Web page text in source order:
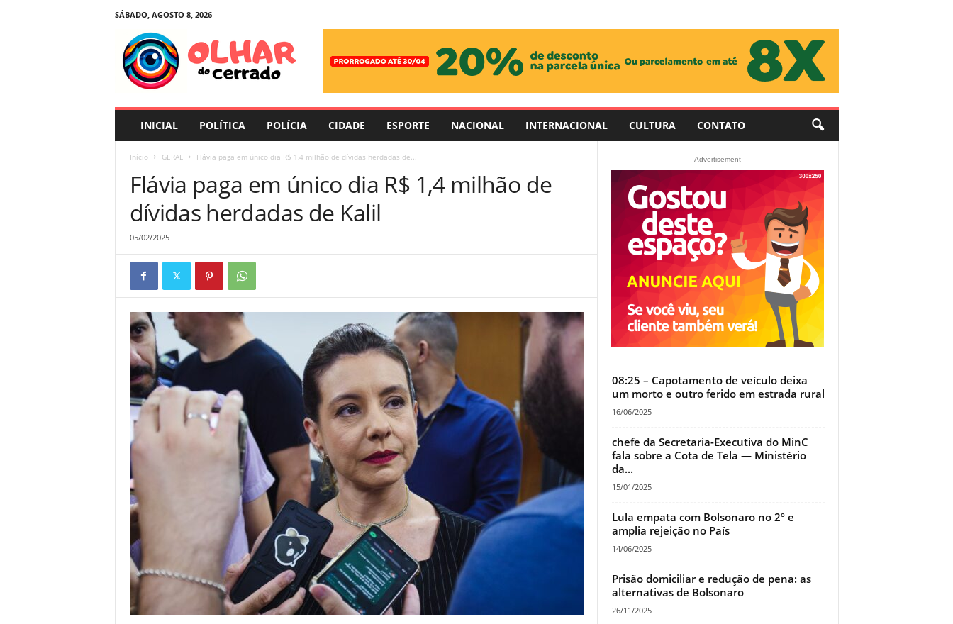
SÁBADO, AGOSTO 8, 2026
INICIAL POLÍTICA POLÍCIA CIDADE ESPORTE NACIONAL INTERNACIONAL CULTURA CONTATO
Início GERAL Flávia paga em único dia R$ 1,4 milhão de dívidas herdadas de...
Flávia paga em único dia R$ 1,4 milhão de
dívidas herdadas de Kalil
05/02/2025
- Advertisement -
08:25 – Capotamento de veículo deixa
um morto e outro ferido em estrada rural
16/06/2025
chefe da Secretaria-Executiva do MinC
fala sobre a Cota de Tela — Ministério
da...
15/01/2025
Lula empata com Bolsonaro no 2º e
amplia rejeição no País
14/06/2025
Prisão domiciliar e redução de pena: as
alternativas de Bolsonaro
26/11/2025